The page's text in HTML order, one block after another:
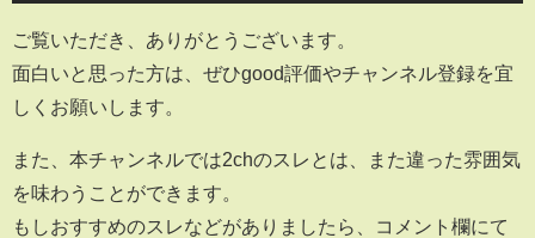
ご覧いただき、ありがとうございます。
面白いと思った方は、ぜひgood評価やチャンネル登録を宜
しくお願いします。
また、本チャンネルでは2chのスレとは、また違った雰囲気
を味わうことができます。
もしおすすめのスレなどがありましたら、コメント欄にて